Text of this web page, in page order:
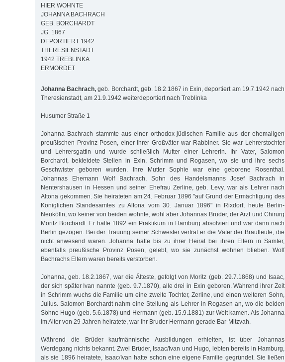
HIER WOHNTE
JOHANNA BACHRACH
GEB. BORCHARDT
JG. 1867
DEPORTIERT 1942
THERESIENSTADT
1942 TREBLINKA
ERMORDET
Johanna Bachrach, geb. Borchardt, geb. 18.2.1867 in Exin, deportiert am 19.7.1942 nach
Theresienstadt, am 21.9.1942 weiterdeportiert nach Treblinka
Husumer Straße 1
Johanna Bachrach stammte aus einer orthodox-jüdischen Familie aus der ehemaligen
preußischen Provinz Posen, einer ihrer Großväter war Rabbiner. Sie war Lehrerstochter
und Lehrersgattin und wurde schließlich Mutter einer Lehrerin. Ihr Vater, Salomon
Borchardt, bekleidete Stellen in Exin, Schrimm und Rogasen, wo sie und ihre sechs
Geschwister geboren wurden. Ihre Mutter Sophie war eine geborene Rosenthal.
Johannas Ehemann Wolf Bachrach, Sohn des Handelsmanns Josef Bachrach in
Nentershausen in Hessen und seiner Ehefrau Zerline, geb. Levy, war als Lehrer nach
Altona gekommen. Sie heirateten am 24. Februar 1896 "auf Grund der Ermächtigung des
Königlichen Standesamtes zu Altona vom 30. Januar 1896" in Rixdorf, heute Berlin-
Neukölln, wo keiner von beiden wohnte, wohl aber Johannas Bruder, der Arzt und Chirurg
Moritz Borchardt. Er hatte 1892 ein Praktikum in Hamburg absolviert und war dann nach
Berlin gezogen. Bei der Trauung seiner Schwester vertrat er die Väter der Brautleute, die
nicht anwesend waren. Johanna hatte bis zu ihrer Heirat bei ihren Eltern in Samter,
ebenfalls preußische Provinz Posen, gelebt, wo sie zunächst wohnen blieben. Wolf
Bachrachs Eltern waren bereits verstorben.
Johanna, geb. 18.2.1867, war die Älteste, gefolgt von Moritz (geb. 29.7.1868) und Isaac,
der sich später Ivan nannte (geb. 9.7.1870), alle drei in Exin geboren. Während ihrer Zeit
in Schrimm wuchs die Familie um eine zweite Tochter, Zerline, und einen weiteren Sohn,
Julius. Salomon Borchardt nahm eine Stellung als Lehrer in Rogasen an, wo die beiden
Söhne Hugo (geb. 5.6.1878) und Hermann (geb. 15.9.1881) zur Welt kamen. Als Johanna
im Alter von 29 Jahren heiratete, war ihr Bruder Hermann gerade Bar-Mitzvah.
Während die Brüder kaufmännische Ausbildungen erhielten, ist über Johannas
Werdegang nichts bekannt. Zwei Brüder, Isaac/Ivan und Hugo, lebten bereits in Hamburg,
als sie 1896 heiratete, Isaac/Ivan hatte schon eine eigene Familie gegründet. Sie ließen